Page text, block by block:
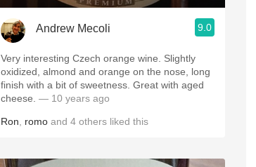
Andrew Mecoli 9.0
Very interesting Czech orange wine. Slightly
oxidized, almond and orange on the nose, long
finish with a bit of sweetness. Great with aged
cheese. — 10 years ago
Ron romo and 4 others liked this